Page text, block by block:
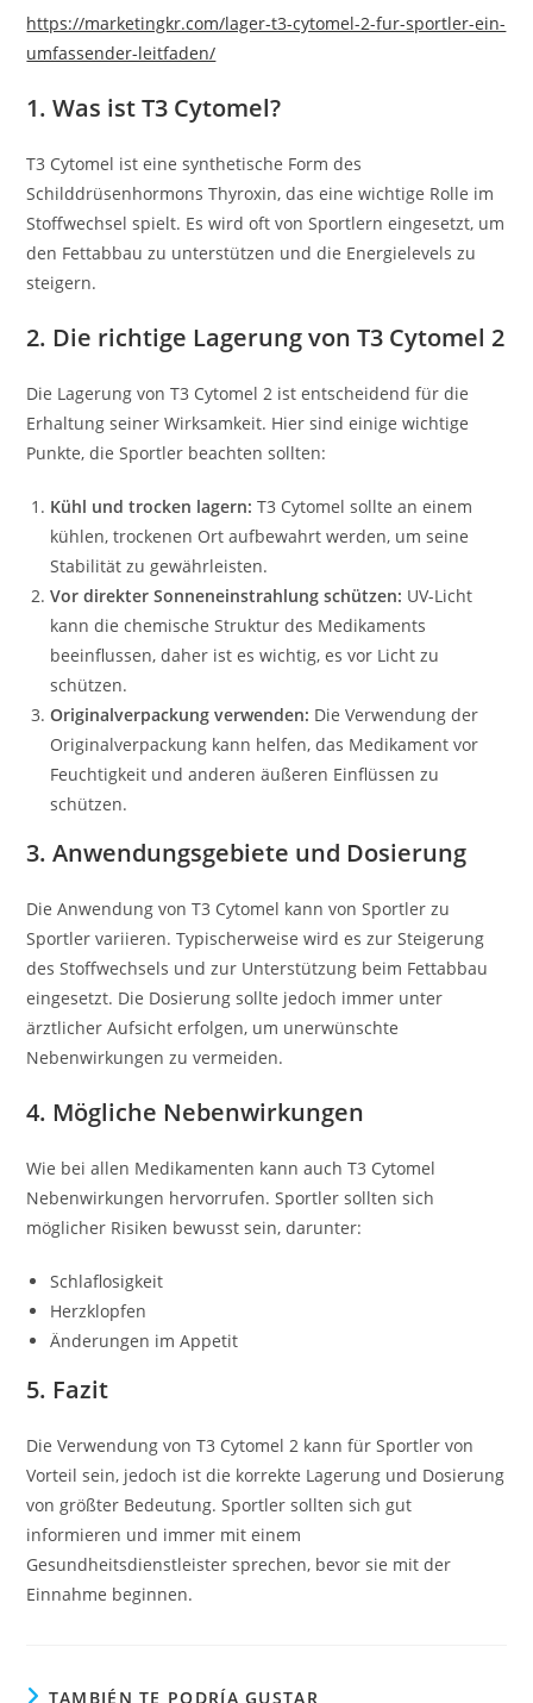
https://marketingkr.com/lager-t3-cytomel-2-fur-sportler-ein-
umfassender-leitfaden/
1. Was ist T3 Cytomel?
T3 Cytomel ist eine synthetische Form des
Schilddrüsenhormons Thyroxin, das eine wichtige Rolle im
Stoffwechsel spielt. Es wird oft von Sportlern eingesetzt, um
den Fettabbau zu unterstützen und die Energielevels zu
steigern.
2. Die richtige Lagerung von T3 Cytomel 2
Die Lagerung von T3 Cytomel 2 ist entscheidend für die
Erhaltung seiner Wirksamkeit. Hier sind einige wichtige
Punkte, die Sportler beachten sollten:
Kühl und trocken lagern: T3 Cytomel sollte an einem
kühlen, trockenen Ort aufbewahrt werden, um seine
Stabilität zu gewährleisten.
Vor direkter Sonneneinstrahlung schützen: UV-Licht
kann die chemische Struktur des Medikaments
beeinflussen, daher ist es wichtig, es vor Licht zu
schützen.
Originalverpackung verwenden: Die Verwendung der
Originalverpackung kann helfen, das Medikament vor
Feuchtigkeit und anderen äußeren Einflüssen zu
schützen.
3. Anwendungsgebiete und Dosierung
Die Anwendung von T3 Cytomel kann von Sportler zu
Sportler variieren. Typischerweise wird es zur Steigerung
des Stoffwechsels und zur Unterstützung beim Fettabbau
eingesetzt. Die Dosierung sollte jedoch immer unter
ärztlicher Aufsicht erfolgen, um unerwünschte
Nebenwirkungen zu vermeiden.
4. Mögliche Nebenwirkungen
Wie bei allen Medikamenten kann auch T3 Cytomel
Nebenwirkungen hervorrufen. Sportler sollten sich
möglicher Risiken bewusst sein, darunter:
Schlaflosigkeit
Herzklopfen
Änderungen im Appetit
5. Fazit
Die Verwendung von T3 Cytomel 2 kann für Sportler von
Vorteil sein, jedoch ist die korrekte Lagerung und Dosierung
von größter Bedeutung. Sportler sollten sich gut
informieren und immer mit einem
Gesundheitsdienstleister sprechen, bevor sie mit der
Einnahme beginnen.
TAMBIÉN TE PODRÍA GUSTAR